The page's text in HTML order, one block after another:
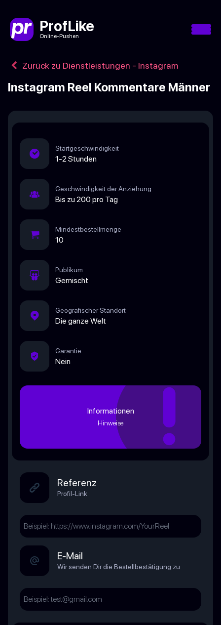
ProfLike
Online-Pushen
Zurück zu Dienstleistungen - Instagram
Instagram Reel Kommentare Männer
Startgeschwindigkeit
1-2 Stunden
Geschwindigkeit der Anziehung
Bis zu 200 pro Tag
Mindestbestellmenge
10
Publikum
Gemischt
Geografischer Standort
Die ganze Welt
Garantie
Nein
Informationen
Hinweise
Referenz
Profil-Link
E-Mail
Wir senden Dir die Bestellbestätigung zu